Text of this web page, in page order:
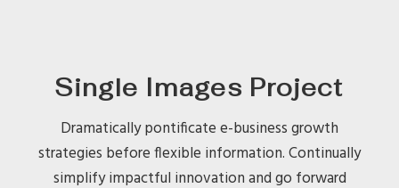
Single Images Project
Dramatically pontificate e-business growth
strategies before flexible information. Continually
simplify impactful innovation and go forward